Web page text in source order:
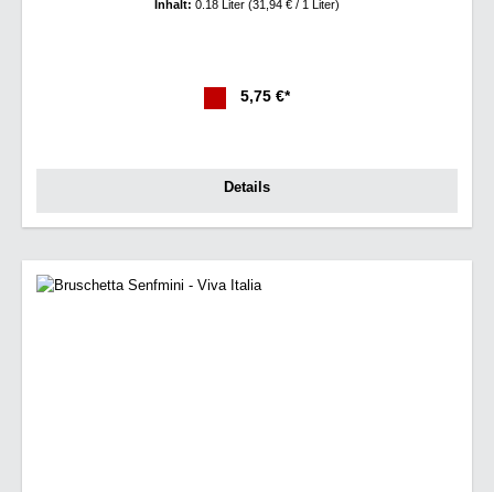
Inhalt: 0.18 Liter (31,94 € / 1 Liter)
5,75 €*
Details